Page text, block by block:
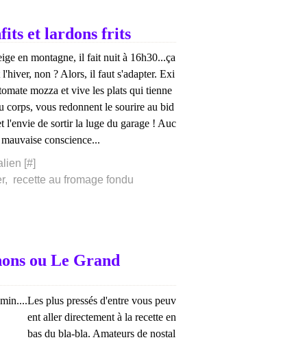
et lardons frits
en montagne, il fait nuit à 16h30...ça
l'hiver, non ? Alors, il faut s'adapter. Exi
mozza et vive les plats qui tienne
corps, vous redonnent le sourire au bid
l'envie de sortir la luge du garage ! Auc
conscience...
[#]
, recette au fromage fondu
ou Le Grand
Les plus pressés d'entre vous peuv
ent aller directement à la recette en
bas du bla-bla. Amateurs de nostal